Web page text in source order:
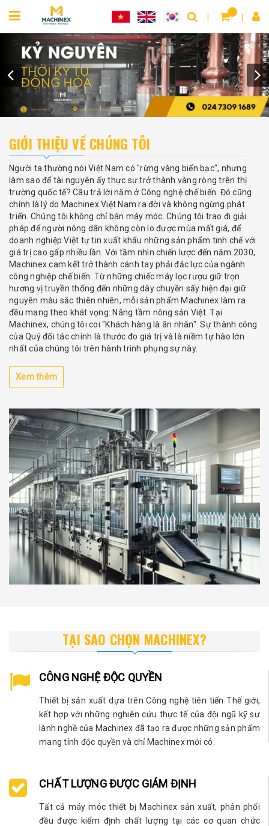
GIỚI THIỆU VỀ CHÚNG TÔI
Người ta thường nói Việt Nam có "rừng vàng biển bạc", nhưng
làm sao để tài nguyên ấy thực sự trở thành vàng ròng trên thị
trường quốc tế? Câu trả lời nằm ở Công nghệ chế biến. Đó cũng
chính là lý do Machinex Việt Nam ra đời và không ngừng phát
triển. Chúng tôi không chỉ bán máy móc. Chúng tôi trao đi giải
pháp để người nông dân không còn lo được mùa mất giá, để
doanh nghiệp Việt tự tin xuất khẩu những sản phẩm tinh chế với
giá trị cao gấp nhiều lần. Với tầm nhìn chiến lược đến năm 2030,
Machinex cam kết trở thành cánh tay phải đắc lực của ngành
công nghiệp chế biến. Từ những chiếc máy lọc rượu giữ trọn
hương vị truyền thống đến những dây chuyền sấy hiện đại giữ
nguyên màu sắc thiên nhiên, mỗi sản phẩm Machinex làm ra
đều mang theo khát vọng: Nâng tầm nông sản Việt. Tại
Machinex, chúng tôi coi "Khách hàng là ân nhân". Sự thành công
của Quý đối tác chính là thước đo giá trị và là niềm tự hào lớn
nhất của chúng tôi trên hành trình phụng sự này.
Xem thêm
TẠI SAO CHỌN MACHINEX?
CÔNG NGHỆ ĐỘC QUYỀN
Thiết bị sản xuất dựa trên Công nghệ tiên tiến Thế giới,
kết hợp với những nghiên cứu thực tế của đội ngũ kỹ sư
lành nghề của Machinex đã tạo ra được những sản phẩm
mang tính độc quyền và chỉ Machinex mới có.
CHẤT LƯỢNG ĐƯỢC GIÁM ĐỊNH
Tất cả máy móc thiết bị Machinex sản xuất, phân phối
đều được kiểm định chất lượng tại các cơ quan chức